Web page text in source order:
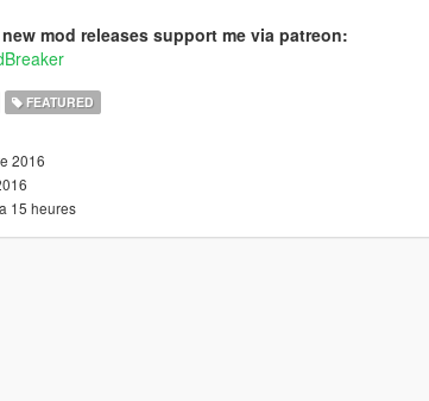
mod releases support me via patreon:
FEATURED
2016
15 heures